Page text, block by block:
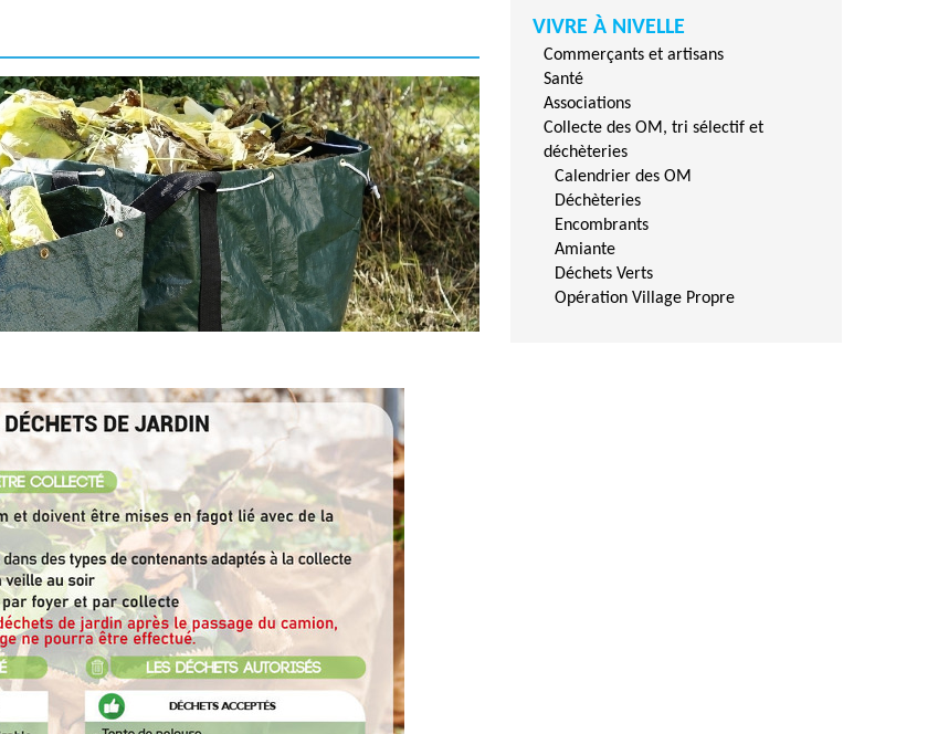
VIVRE À NIVELLE
Commerçants et artisans
Santé
Associations
Collecte des OM, tri sélectif et
déchèteries
Calendrier des OM
Déchèteries
Encombrants
Amiante
Déchets Verts
Opération Village Propre